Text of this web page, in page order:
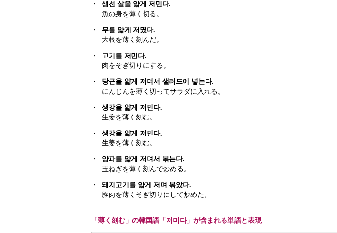
・
생선 살을 얇게 저민다.
魚の身を薄く切る。
・
무를 얇게 저몄다.
大根を薄く刻んだ。
・
고기를 저민다.
肉をそぎ切りにする。
・
당근을 얇게 저며서 샐러드에 넣는다.
にんじんを薄く切ってサラダに入れる。
・
생강을 얇게 저민다.
生姜を薄く刻む。
・
생강을 얇게 저민다.
生姜を薄く刻む。
・
양파를 얇게 저며서 볶는다.
玉ねぎを薄く刻んで炒める。
・
돼지고기를 얇게 저며 볶았다.
豚肉を薄くそぎ切りにして炒めた。
「薄く刻む」の韓国語「저미다」が含まれる単語と表現